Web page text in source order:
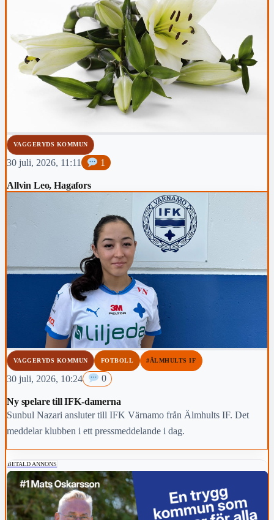
VAGGERYDS KOMMUN
30 juli, 2026, 11:11 1
Allvin Leo, Hagafors
VAGGERYDS KOMMUN FOTBOLL #ÄLMHULTS IF
30 juli, 2026, 10:24 0
Ny spelare till IFK-damerna
Sunbul Nazari ansluter till IFK Värnamo från Älmhults IF. Det
meddelar klubben i ett pressmeddelande i dag.
BETALD ANNONS